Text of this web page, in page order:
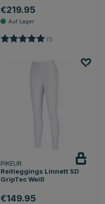
€219.95
Bewertung: (1)
PIKEUR
Reitleggings Linnett SD
GripTec Weiß
€149.95